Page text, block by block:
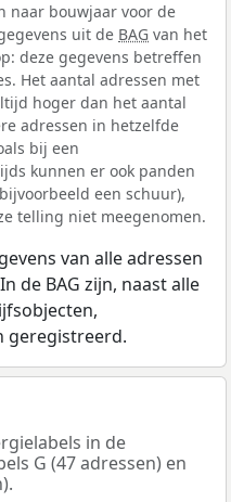
naar bouwjaar voor de
uit de BAG van het
deze gegevens betreffen
Het aantal adressen met
hoger dan het aantal
adressen in hetzelfde
bij een
kunnen er ook panden
een schuur),
telling niet meegenomen.
van alle adressen
de BAG zijn, naast alle
geregistreerd.
in de
G (47 adressen) en